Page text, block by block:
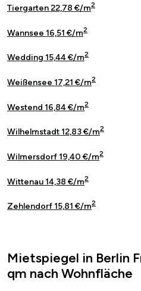
Tiergarten 22,78 €/m2
Wannsee 16,51 €/m2
Wedding 15,44 €/m2
Weißensee 17,21 €/m2
Westend 16,84 €/m2
Wilhelmstadt 12,83 €/m2
Wilmersdorf 19,40 €/m2
Wittenau 14,38 €/m2
Zehlendorf 15,81 €/m2
Mietspiegel in Berlin
qm nach Wohnfläche